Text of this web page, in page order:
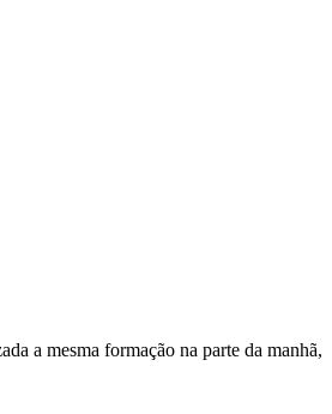
a mesma formação na parte da manhã,